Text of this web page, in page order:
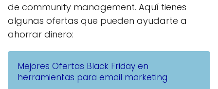
de community management. Aquí tienes
algunas ofertas que pueden ayudarte a
ahorrar dinero:
Mejores Ofertas Black Friday en
herramientas para email marketing